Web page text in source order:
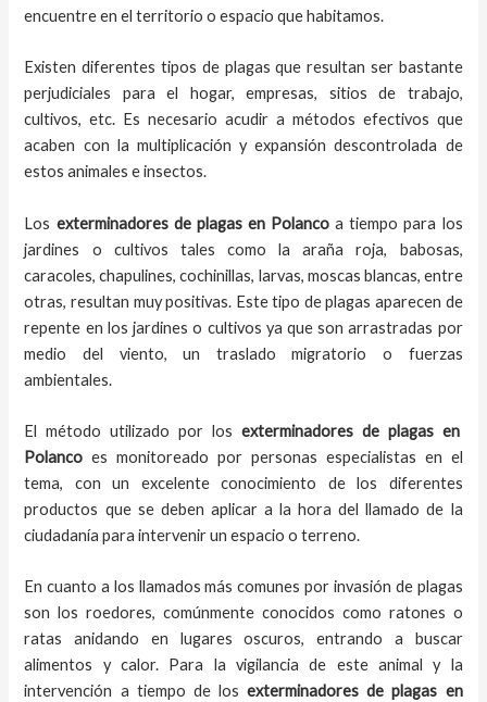
encuentre en el territorio o espacio que habitamos.
Existen diferentes tipos de plagas que resultan ser bastante
perjudiciales para el hogar, empresas, sitios de trabajo,
cultivos, etc. Es necesario acudir a métodos efectivos que
acaben con la multiplicación y expansión descontrolada de
estos animales e insectos.
Los exterminadores de plagasen Polanco a tiempopara los
jardines o cultivos tales como la araña roja, babosas,
caracoles, chapulines, cochinillas, larvas, moscas blancas, entre
otras, resultan muy positivas. Este tipo de plagas aparecen de
repente en los jardines o cultivos ya que son arrastradas por
medio del viento, un traslado migratorio o fuerzas
ambientales.
El método utilizado por los exterminadores de plagas en
Polanco es monitoreado por personas especialistas en el
tema, con un excelente conocimiento de los diferentes
productos que se deben aplicar a la hora del llamado de la
ciudadanía para intervenir un espacio o terreno.
En cuanto a los llamados más comunes por invasión de plagas
son los roedores, comúnmente conocidos como ratones o
ratas anidando en lugares oscuros, entrando a buscar
alimentos y calor. Para la vigilancia de este animal y la
intervención a tiempo de losexterminadores de plagas en